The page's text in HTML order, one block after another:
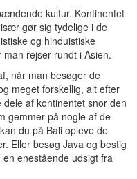
kultur. Kontinentet
gør sig tydelige i de
og hinduistiske
rejser rundt i Asien.
når man besøger de
meget forskellig, alt efter
af kontinentet snor den
gemmer på nogle af de
du på Bali opleve de
Eller besøg Java og bestig
enestående udsigt fra